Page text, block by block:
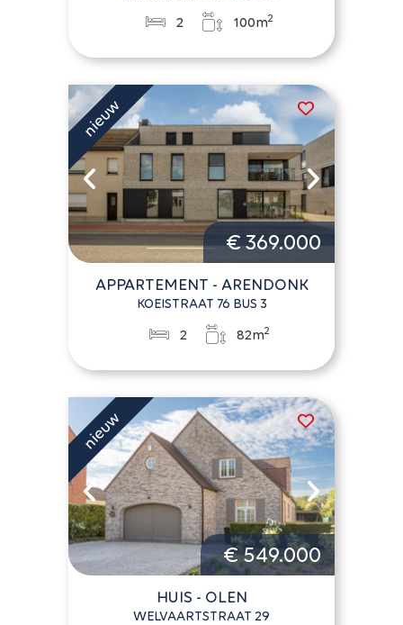
2 100m2
€ 369.000
APPARTEMENT - ARENDONK
KOEISTRAAT 76 BUS 3
2 82m2
€ 549.000
HUIS - OLEN
WELVAARTSTRAAT 29